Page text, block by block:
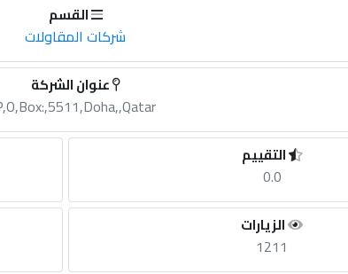
القسم
شركات المقاولات
عنوان الشركة
التقييم
0.0
الزيارات
1211